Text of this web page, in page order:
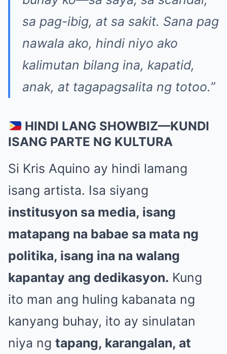
sa pag-ibig, at sa sakit. Sana pag
nawala ako, hindi niyo ako
kalimutan bilang ina, kapatid,
anak, at tagapagsalita ng totoo.”
HINDI LANG SHOWBIZ—KUNDI
ISANG PARTE NG KULTURA
Si Kris Aquino ay hindi lamang
isang artista. Isa siyang
institusyon sa media, isang
matapang na babae sa mata ng
politika, isang ina na walang
kapantay ang dedikasyon. Kung
ito man ang huling kabanata ng
kanyang buhay, ito ay sinulatan
niya ng tapang, karangalan, at